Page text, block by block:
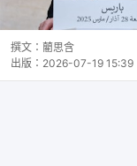
撰文： 藺思含
出版： 2026-07-19 15:39